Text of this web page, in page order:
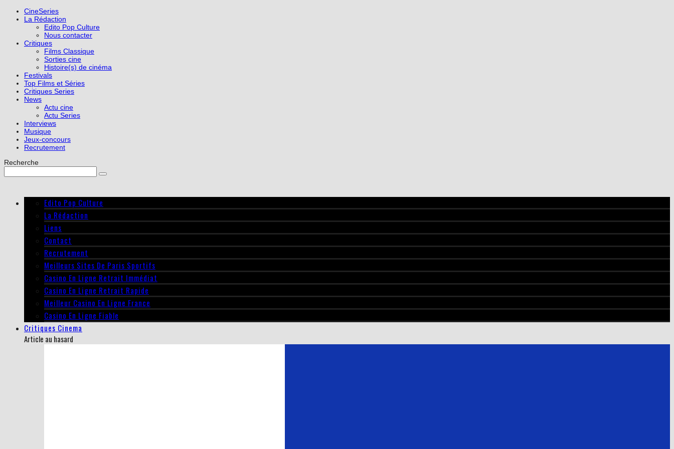
CineSeries
La Rédaction
Edito Pop Culture
Nous contacter
Critiques
Films Classique
Sorties cine
Histoire(s) de cinéma
Festivals
Top Films et Séries
Critiques Series
News
Actu cine
Actu Series
Interviews
Musique
Jeux-concours
Recrutement
Recherche
Edito Pop Culture
La Rédaction
Liens
Contact
Recrutement
Meilleurs Sites De Paris Sportifs
Casino En Ligne Retrait Immédiat
Casino En Ligne Retrait Rapide
Meilleur Casino En Ligne France
Casino En Ligne Fiable
Critiques Cinema
Article au hasard